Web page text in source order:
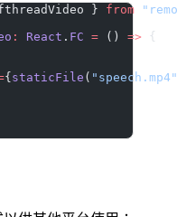
} from
: React . FC = () => {
{ staticFile ( "speech.mp4"